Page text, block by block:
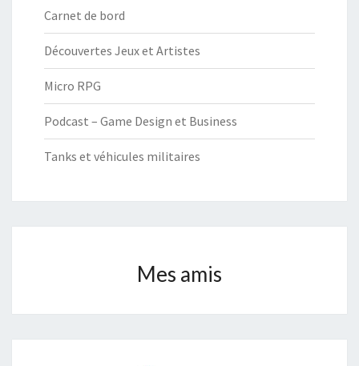
Carnet de bord
Découvertes Jeux et Artistes
Micro RPG
Podcast – Game Design et Business
Tanks et véhicules militaires
Mes amis